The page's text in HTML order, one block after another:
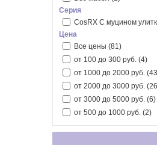
Серия
CosRX С муцином
Цена
Все цены (81)
от 100 до 300 руб. (4)
от 1000 до 2000 руб.
от 2000 до 3000 руб.
от 3000 до 5000 руб. (6)
от 500 до 1000 руб. (2)